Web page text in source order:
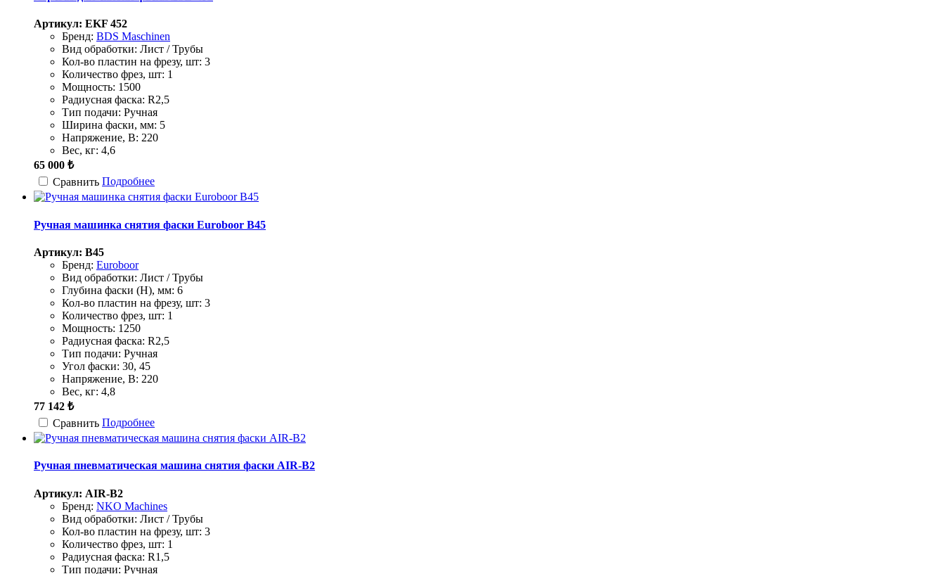
Артикул: EKF 452
Бренд: BDS Maschinen
Вид обработки: Лист / Трубы
Кол-во пластин на фрезу, шт: 3
Количество фрез, шт: 1
Мощность: 1500
Радиусная фаска: R2,5
Тип подачи: Ручная
Ширина фаски, мм: 5
Напряжение, В: 220
Вес, кг: 4,6
65 000 ₺
Сравнить Подробнее
Ручная машинка снятия фаски Euroboor B45
Артикул: B45
Бренд: Euroboor
Вид обработки: Лист / Трубы
Глубина фаски (H), мм: 6
Кол-во пластин на фрезу, шт: 3
Количество фрез, шт: 1
Мощность: 1250
Радиусная фаска: R2,5
Тип подачи: Ручная
Угол фаски: 30, 45
Напряжение, В: 220
Вес, кг: 4,8
77 142 ₺
Сравнить Подробнее
Ручная пневматическая машина снятия фаски AIR-B2
Артикул: AIR-B2
Бренд: NKO Machines
Вид обработки: Лист / Трубы
Кол-во пластин на фрезу, шт: 3
Количество фрез, шт: 1
Радиусная фаска: R1,5
Тип подачи: Ручная